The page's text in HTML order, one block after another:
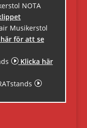
NOTA
Musikerstol
för att se
IKlicka här
I